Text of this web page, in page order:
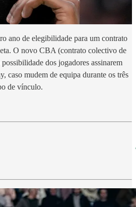
ano de elegibilidade para um contrato
O novo CBA (contrato colectivo de
dos jogadores assinarem
caso mudem de equipa durante os três
de vínculo.